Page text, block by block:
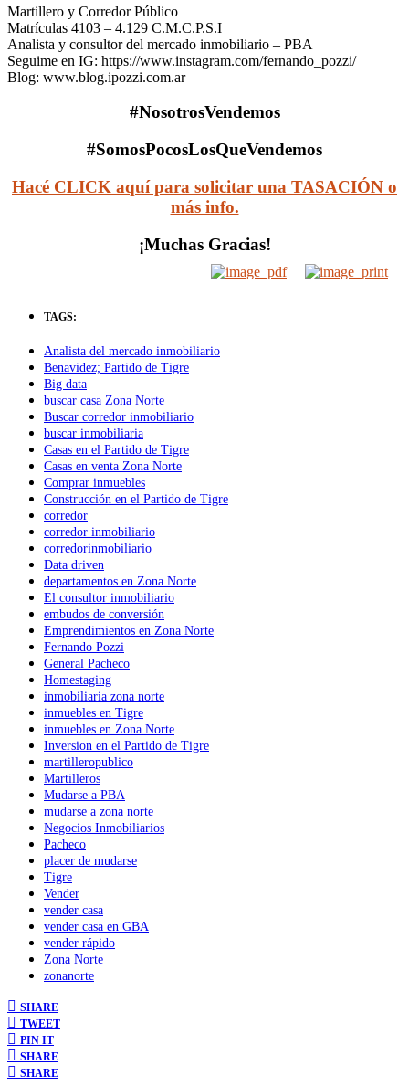
Martillero y Corredor Público
Matrículas 4103 – 4.129 C.M.C.P.S.I
Analista y consultor del mercado inmobiliario – PBA
Seguime en IG: https://www.instagram.com/fernando_pozzi/
Blog: www.blog.ipozzi.com.ar
#NosotrosVendemos
#SomosPocosLosQueVendemos
Hacé CLICK aquí para solicitar una TASACIÓN o
más info.
¡Muchas Gracias!
TAGS:
Analista del mercado inmobiliario
Benavidez; Partido de Tigre
Big data
buscar casa Zona Norte
Buscar corredor inmobiliario
buscar inmobiliaria
Casas en el Partido de Tigre
Casas en venta Zona Norte
Comprar inmuebles
Construcción en el Partido de Tigre
corredor
corredor inmobiliario
corredorinmobiliario
Data driven
departamentos en Zona Norte
El consultor inmobiliario
embudos de conversión
Emprendimientos en Zona Norte
Fernando Pozzi
General Pacheco
Homestaging
inmobiliaria zona norte
inmuebles en Tigre
inmuebles en Zona Norte
Inversion en el Partido de Tigre
martilleropublico
Martilleros
Mudarse a PBA
mudarse a zona norte
Negocios Inmobiliarios
Pacheco
placer de mudarse
Tigre
Vender
vender casa
vender casa en GBA
vender rápido
Zona Norte
zonanorte
SHARE
TWEET
PIN IT
SHARE
SHARE